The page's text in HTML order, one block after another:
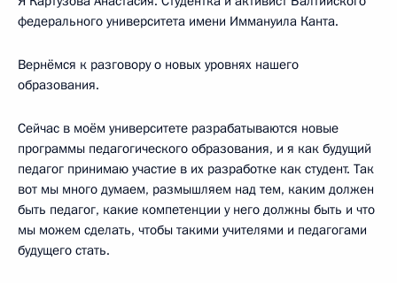
федерального университета имени Иммануила Канта.
Вернёмся к разговору о новых уровнях нашего
образования.
Сейчас в моём университете разрабатываются новые
программы педагогического образования, и я как будущий
педагог принимаю участие в их разработке как студент. Так
вот мы много думаем, размышляем над тем, каким должен
быть педагог, какие компетенции у него должны быть и что
мы можем сделать, чтобы такими учителями и педагогами
будущего стать.